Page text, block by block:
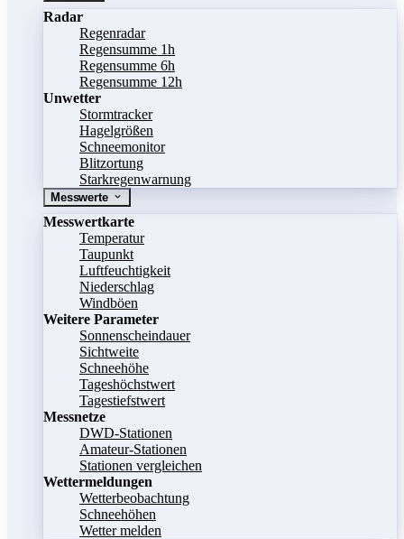
Radar
Regenradar
Regensumme 1h
Regensumme 6h
Regensumme 12h
Unwetter
Stormtracker
Hagelgrößen
Schneemonitor
Blitzortung
Starkregenwarnung
Messwerte
Messwertkarte
Temperatur
Taupunkt
Luftfeuchtigkeit
Niederschlag
Windböen
Weitere Parameter
Sonnenscheindauer
Sichtweite
Schneehöhe
Tageshöchstwert
Tagestiefstwert
Messnetze
DWD-Stationen
Amateur-Stationen
Stationen vergleichen
Wettermeldungen
Wetterbeobachtung
Schneehöhen
Wetter melden